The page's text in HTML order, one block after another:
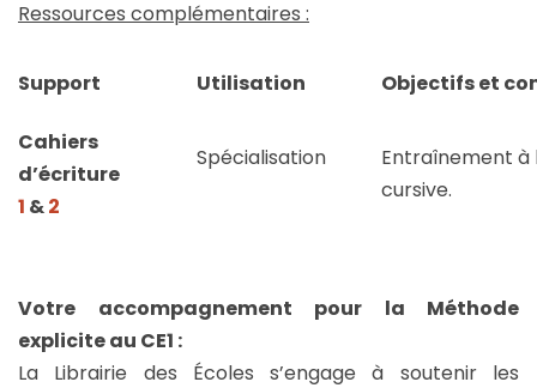
Ressources complémentaires :
Support Utilisation Objectifs et
Cahiers
d’écriture
1 &2
Spécialisation
Entraînement à
cursive.
Votre accompagnement pour la Méthode
explicite au CE1 :
La Librairie des Écoles s’engage à soutenir les